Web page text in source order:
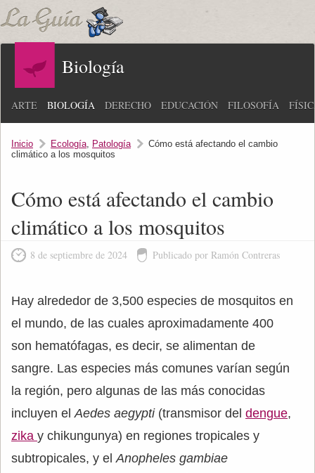
Biología
ARTE BIOLOGÍA DERECHO EDUCACIÓN FILOSOFÍA
Inicio Ecología, Patología
Cómo está afectando el cambio
climático a los mosquitos
Cómo está afectando el cambio
climático a los mosquitos
8 de septiembre de 2024 Publicado por Ramón Contreras
Hay alrededor de 3,500 especies de mosquitos en
el mundo, de las cuales aproximadamente 400
son hematófagas, es decir, se alimentan de
sangre. Las especies más comunes varían según
la región, pero algunas de las más conocidas
incluyen elAedes aegypti (transmisor del dengue,
zika y chikungunya) en regiones tropicales y
subtropicales, y elAnopheles gambiae